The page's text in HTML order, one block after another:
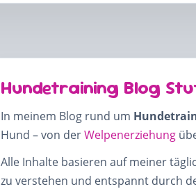
Hundetraining Blog
In meinem Blog rund um
Hund – von derWelpenerziehung
Alle Inhalte basieren auf meiner
zu verstehen und entspannt durch